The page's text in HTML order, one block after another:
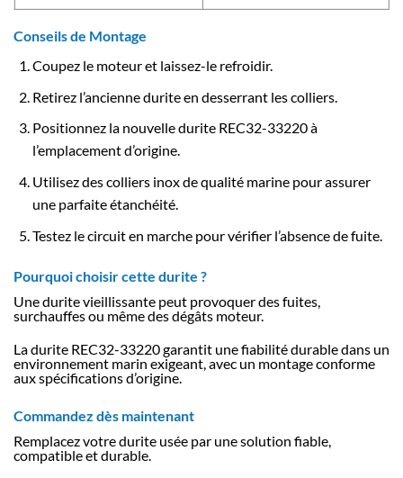
Conseils de Montage
Coupez le moteur et laissez-le refroidir.
Retirez l’ancienne durite en desserrant les colliers.
Positionnez la nouvelle durite REC32-33220 à
l’emplacement d’origine.
Utilisez des colliers inox de qualité marine pour assurer
une parfaite étanchéité.
Testez le circuit en marche pour vérifier l’absence de fuite.
Pourquoi choisir cette durite ?
Une durite vieillissante peut provoquer des fuites,
surchauffes ou même des dégâts moteur.
La durite REC32-33220 garantit une fiabilité durable dans un
environnement marin exigeant, avec un montage conforme
aux spécifications d’origine.
Commandez dès maintenant
Remplacez votre durite usée par une solution fiable,
compatible et durable.